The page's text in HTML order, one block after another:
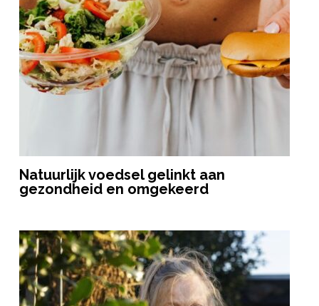
Natuurlijk voedsel gelinkt aan
gezondheid en omgekeerd